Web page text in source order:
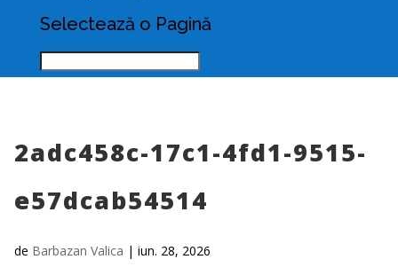
Selectează o Pagină
2adc458c-17c1-4fd1-9515-
e57dcab54514
de Barbazan Valica | iun. 28, 2026